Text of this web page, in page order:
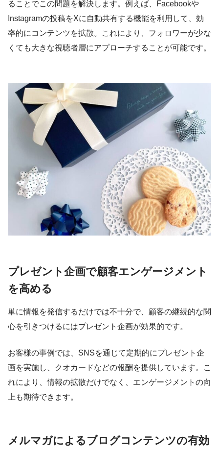
ることでこの問題を解決します。例えば、Facebookや
Instagramの投稿をXに自動共有する機能を利用して、効
率的にコンテンツを拡散。これにより、フォロワーが少な
くても大きな視聴者層にアプローチすることが可能です。
プレゼント企画で顧客エンゲージメント
を高める
単に情報を発信するだけでは不十分で、顧客の継続的な関
心を引きつけるにはプレゼント企画が効果的です。
お客様の事例では、SNSを通じて定期的にプレゼント企
画を実施し、クオカードなどの報酬を提供しています。こ
れにより、情報の拡散だけでなく、エンゲージメントの向
上も期待できます。
メルマガによるブログコンテンツの有効